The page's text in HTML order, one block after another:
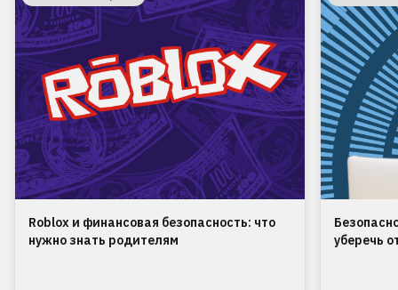
Roblox и финансовая безопасность: что
нужно знать родителям
уберечь